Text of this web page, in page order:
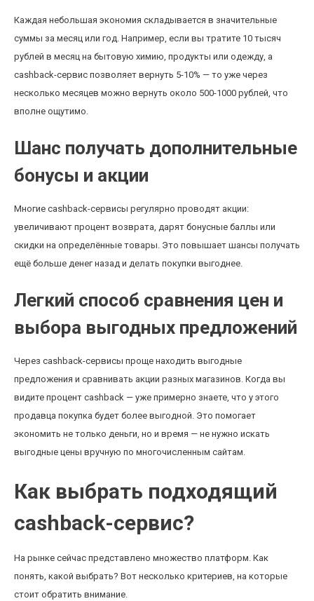
Каждая небольшая экономия складывается в значительные
суммы за месяц или год. Например, если вы тратите 10 тысяч
рублей в месяц на бытовую химию, продукты или одежду, а
cashback-сервис позволяет вернуть 5-10% — то уже через
несколько месяцев можно вернуть около 500-1000 рублей, что
вполне ощутимо.
Шанс получать дополнительные
бонусы и акции
Многие cashback-сервисы регулярно проводят акции:
увеличивают процент возврата, дарят бонусные баллы или
скидки на определённые товары. Это повышает шансы получать
ещё больше денег назад и делать покупки выгоднее.
Легкий способ сравнения цен и
выбора выгодных предложений
Через cashback-сервисы проще находить выгодные
предложения и сравнивать акции разных магазинов. Когда вы
видите процент cashback — уже примерно знаете, что у этого
продавца покупка будет более выгодной. Это помогает
экономить не только деньги, но и время — не нужно искать
выгодные цены вручную по многочисленным сайтам.
Как выбрать подходящий
cashback-сервис?
На рынке сейчас представлено множество платформ. Как
понять, какой выбрать? Вот несколько критериев, на которые
стоит обратить внимание.